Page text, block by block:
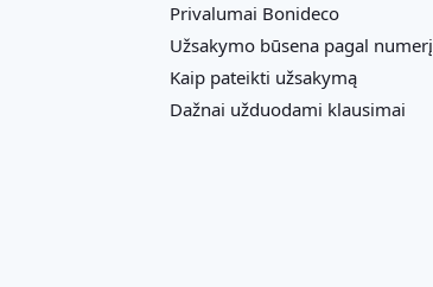
Privalumai Bonideco
Užsakymo būsena pagal numerį
Kaip pateikti užsakymą
Dažnai užduodami klausimai